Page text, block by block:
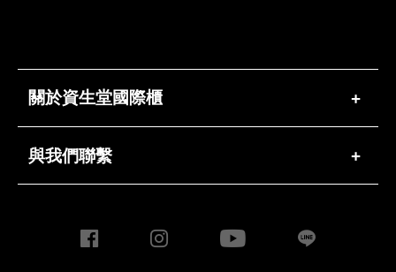
關於資生堂國際櫃 +
與我們聯繫 +